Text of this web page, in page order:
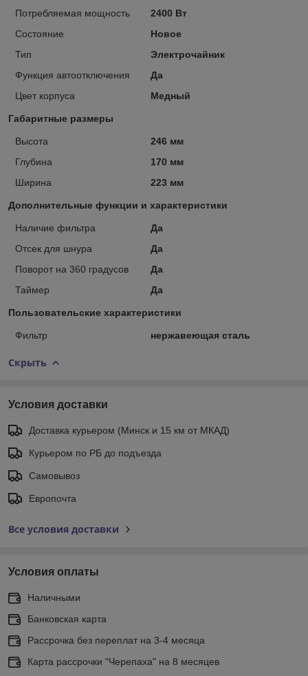
Потребляемая мощность
2400 Вт
Состояние
Новое
Тип
Электрочайник
Функция автоотключения
Да
Цвет корпуса
Медный
Габаритные размеры
Высота
246 мм
Глубина
170 мм
Ширина
223 мм
Дополнительные функции и характеристики
Наличие фильтра
Да
Отсек для шнура
Да
Поворот на 360 градусов
Да
Таймер
Да
Пользовательские характеристики
Фильтр нержавеющая сталь
Скрыть
Условия доставки
Доставка курьером (Минск и 15 км от МКАД)
Курьером по РБ до подъезда
Самовывоз
Европочта
Все условия доставки
Условия оплаты
Наличными
Банковская карта
Рассрочка без переплат на 3-4 месяца
Карта рассрочки "Черепаха" на 8 месяцев